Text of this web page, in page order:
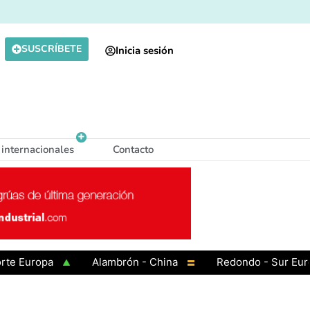
SUSCRÍBETE Inicia sesión
Contacto
Alambrón - China Redondo - Sur Europa